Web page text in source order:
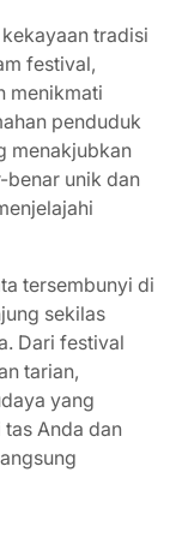
tradisi
festival,
menikmati
penduduk
menakjubkan
benar unik dan
tersembunyi di
sekilas
Dari festival
tarian,
yang
Anda dan